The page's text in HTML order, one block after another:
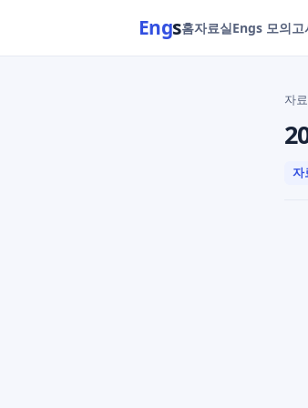
Engs홈자료실Engs 모의고
자
자